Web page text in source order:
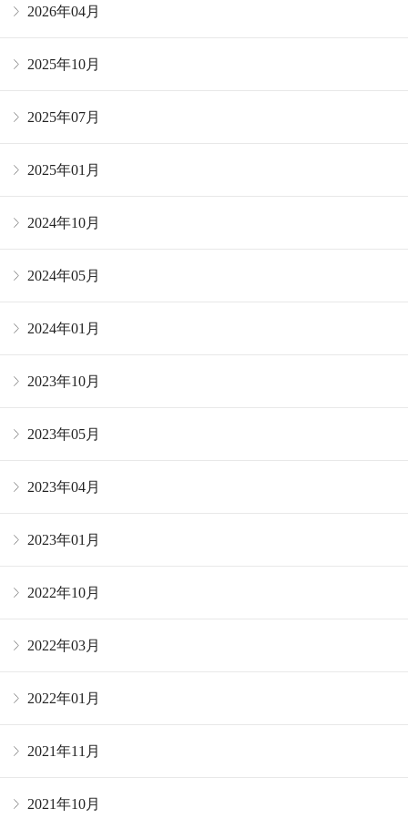
2026年04月
2025年10月
2025年07月
2025年01月
2024年10月
2024年05月
2024年01月
2023年10月
2023年05月
2023年04月
2023年01月
2022年10月
2022年03月
2022年01月
2021年11月
2021年10月